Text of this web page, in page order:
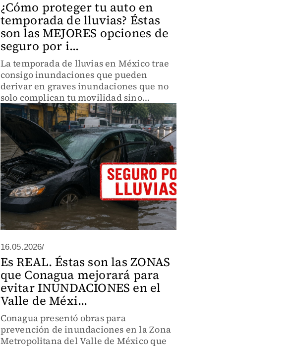
¿Cómo proteger tu auto en
temporada de lluvias? Éstas
son las MEJORES opciones de
seguro por i...
La temporada de lluvias en México trae
consigo inundaciones que pueden
derivar en graves inundaciones que no
solo complican tu movilidad sino
también la vida de tu vehículo
16.05.2026/
Es REAL. Éstas son las ZONAS
que Conagua mejorará para
evitar INUNDACIONES en el
Valle de Méxi...
Conagua presentó obras para
prevención de inundaciones en la Zona
Metropolitana del Valle de México que